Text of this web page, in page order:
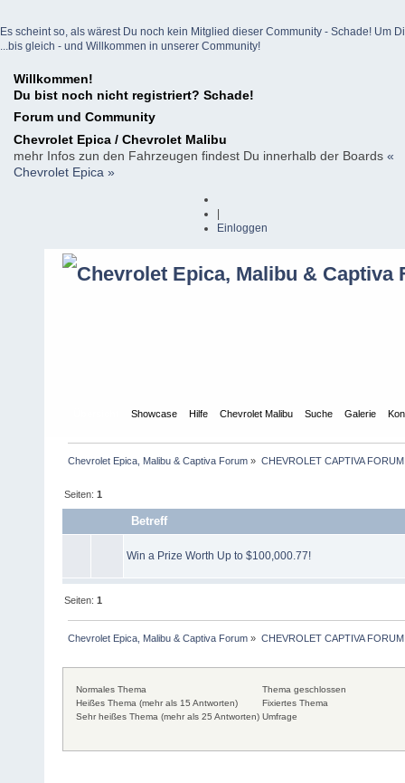
Es scheint so, als wärest Du noch kein Mitglied dieser Community - Schade! Um
...bis gleich - und Willkommen in unserer Community!
Willkommen!
Du bist noch nicht registriert? Schade!
Forum und Community
Chevrolet Epica / Chevrolet Malibu
mehr Infos zun den Fahrzeugen findest Du innerhalb der Boards «
Chevrolet Epica »
Einloggen
Showcase Hilfe Chevrolet Malibu Suche Galerie
Chevrolet Epica, Malibu & Captiva Forum » CHEVROLET CAPTIVA FORUM
Seiten:1
Betreff
Win a Prize Worth Up to $100,000.77!
Seiten:1
Chevrolet Epica, Malibu & Captiva Forum » CHEVROLET CAPTIVA FORUM
Normales Thema
Heißes Thema (mehr als 15 Antworten)
Sehr heißes Thema (mehr als 25 Antworten)
Thema geschlossen
Fixiertes Thema
Umfrage